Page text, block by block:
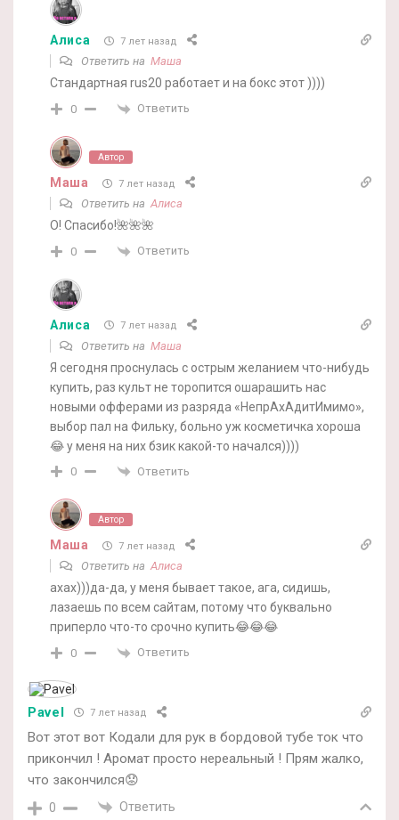
Алиса 7 лет назад
Ответить на Маша
Стандартная rus20 работает и на бокс этот ))))
0 Ответить
Автор
Маша 7 лет назад
Ответить наАлиса
О! Спасибо!🌺🌺🌺
0 Ответить
Алиса 7 лет назад
Ответить на Маша
Я сегодня проснулась с острым желанием что-нибудь
купить, раз культ не торопится ошарашить нас
новыми офферами из разряда «НепрАхАдитИмимо»,
выбор пал на Фильку, больно уж косметичка хороша
😂 у меня на них бзик какой-то начался))))
0 Ответить
Автор
Маша 7 лет назад
Ответить наАлиса
ахах)))да-да, у меня бывает такое, ага, сидишь,
лазаешь по всем сайтам, потому что буквально
приперло что-то срочно купить😂😂😂
0 Ответить
Pavel 7 лет назад
Вот этот вот Кодали для рук в бордовой тубе ток что
прикончил ! Аромат просто нереальный ! Прям жалко,
что закончился😟
0 Ответить